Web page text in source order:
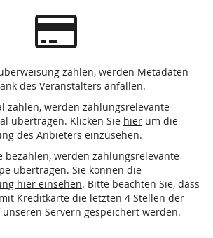
zahlen, werden Metadaten
des Veranstalters anfallen.
zahlen, werden zahlungsrelevante
übertragen. Klicken Sie hier um die
des Anbieters einzusehen.
bezahlen, werden zahlungsrelevante
übertragen. Sie können die
hier einsehen. Bitte beachten Sie, dass
Kreditkarte die letzten 4 Stellen der
Servern gespeichert werden.